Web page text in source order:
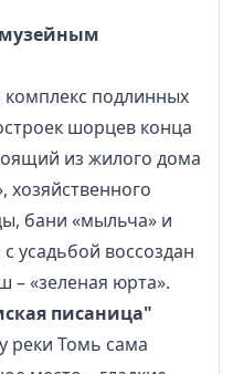
музейным
комплекс подлинных
шорцев конца
из жилого дома
хозяйственного
бани «мыльча» и
усадьбой воссоздан
«зеленая юрта».
писаница"
реки Томь сама